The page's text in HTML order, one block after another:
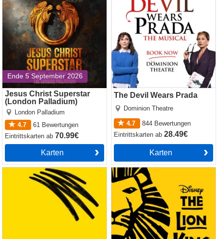
Ende 5 September 2026
Jesus Christ Superstar
(London Palladium)
London Palladium
4.7
61 Bewertungen
Eintrittskartenab 70.99€
Karten
The Devil Wears Prada
Dominion Theatre
4.7 844 Bewertungen
Eintrittskartenab28.49€
Karten
Operation Mincemeat The Lion King